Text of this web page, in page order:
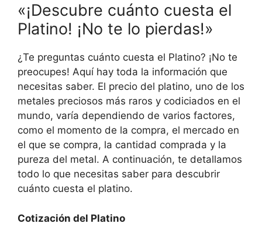
«¡Descubre cuánto cuesta el
Platino! ¡No te lo pierdas!»
¿Te preguntas cuánto cuesta el Platino? ¡No te
preocupes! Aquí hay toda la información que
necesitas saber. El precio del platino, uno de los
metales preciosos más raros y codiciados en el
mundo, varía dependiendo de varios factores,
como el momento de la compra, el mercado en
el que se compra, la cantidad comprada y la
pureza del metal. A continuación, te detallamos
todo lo que necesitas saber para descubrir
cuánto cuesta el platino.
Cotización del Platino